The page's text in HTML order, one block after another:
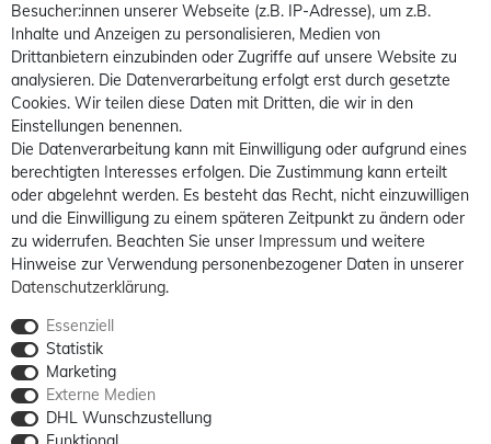
Besucher:innen unserer Webseite (z.B. IP-Adresse), um z.B.
Inhalte und Anzeigen zu personalisieren, Medien von
Drittanbietern einzubinden oder Zugriffe auf unsere Website zu
analysieren. Die Datenverarbeitung erfolgt erst durch gesetzte
Cookies. Wir teilen diese Daten mit Dritten, die wir in den
Einstellungen benennen.
Die Datenverarbeitung kann mit Einwilligung oder aufgrund eines
berechtigten Interesses erfolgen. Die Zustimmung kann erteilt
oder abgelehnt werden. Es besteht das Recht, nicht einzuwilligen
und die Einwilligung zu einem späteren Zeitpunkt zu ändern oder
zu widerrufen. Beachten Sie unser Impressum und weitere
Hinweise zur Verwendung personenbezogener Daten in unserer
Daten­schutz­erklärung.
Essenziell
Statistik
Marketing
Externe Medien
DHL Wunschzustellung